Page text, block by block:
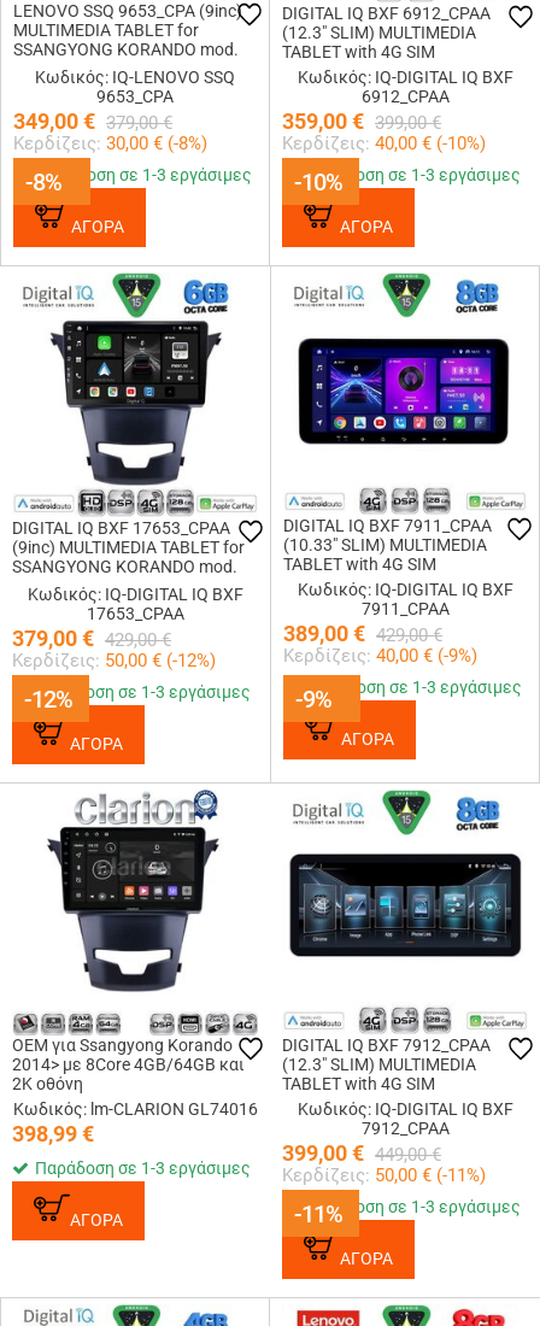
-8%
LENOVO SSQ 9653_CPA (9inc)
MULTIMEDIA TABLET for
SSANGYONG KORANDO mod.
2014-2019
Κωδικός: IQ-LENOVO SSQ
9653_CPA
349,00€ 379,00 €
Κερδίζεις: 30,00 € (-8%)
-8%
Παράδοση σε 1-3 εργάσιμες
ΑΓΟΡΑ
-10%
DIGITAL IQ BXF 6912_CPAA
(12.3" SLIM) MULTIMEDIA
TABLET with 4G SIM
Κωδικός: IQ-DIGITAL IQ BXF
6912_CPAA
359,00€ 399,00 €
Κερδίζεις: 40,00 € (-10%)
-10%
Παράδοση σε 1-3 εργάσιμες
ΑΓΟΡΑ
-12%
DIGITAL IQ BXF 17653_CPAA
(9inc) MULTIMEDIA TABLET for
SSANGYONG KORANDO mod.
2014-2019
Κωδικός: IQ-DIGITAL IQ BXF
17653_CPAA
379,00€ 429,00 €
Κερδίζεις: 50,00 € (-12%)
-12%
Παράδοση σε 1-3 εργάσιμες
ΑΓΟΡΑ
-9%
DIGITAL IQ BXF 7911_CPAA
(10.33" SLIM) MULTIMEDIA
TABLET with 4G SIM
Κωδικός: IQ-DIGITAL IQ BXF
7911_CPAA
389,00€ 429,00 €
Κερδίζεις: 40,00 € (-9%)
-9%
Παράδοση σε 1-3 εργάσιμες
ΑΓΟΡΑ
OEM για Ssangyong Korando
2014> με 8Core 4GB/64GB και
2Κ οθόνη
Κωδικός: lm-CLARION GL74016
398,99€
Παράδοση σε 1-3 εργάσιμες
ΑΓΟΡΑ -11%
DIGITAL IQ BXF 7912_CPAA
(12.3" SLIM) MULTIMEDIA
TABLET with 4G SIM
Κωδικός: IQ-DIGITAL IQ BXF
7912_CPAA
399,00€ 449,00 €
Κερδίζεις: 50,00 € (-11%)
-11%
Παράδοση σε 1-3 εργάσιμες
ΑΓΟΡΑ